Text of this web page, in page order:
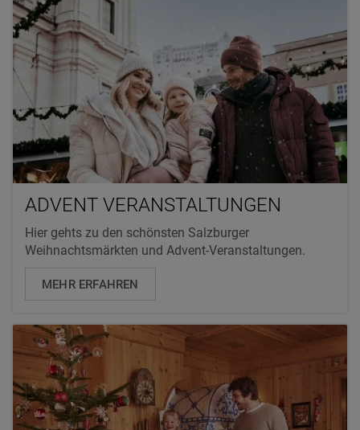
ADVENT VERANSTALTUNGEN
Hier gehts zu den schönsten Salzburger
Weihnachtsmärkten und Advent-Veranstaltungen.
MEHR ERFAHREN